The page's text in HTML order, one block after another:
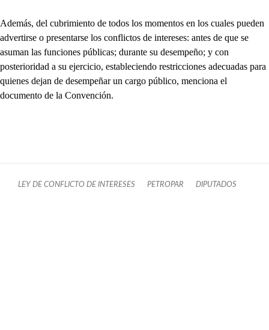
Además, del cubrimiento de todos los momentos en los cuales pueden
advertirse o presentarse los conflictos de intereses: antes de que se
asuman las funciones públicas; durante su desempeño; y con
posterioridad a su ejercicio, estableciendo restricciones adecuadas para
quienes dejan de desempeñar un cargo público, menciona el
documento de la Convención.
LEY DE CONFLICTO DE INTERESES PETROPAR DIPUTADOS